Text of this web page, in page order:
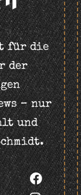
für die
der
– nur
und